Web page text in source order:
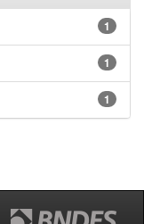
1
1
1